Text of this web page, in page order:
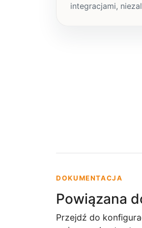
integracjami,
DOKUMENTACJA
Powiązana
Przejdź do